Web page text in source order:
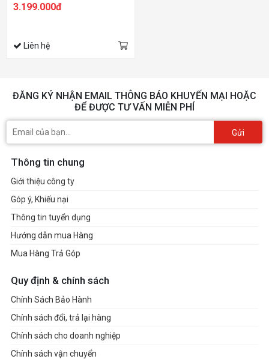
3.199.000đ
Liên hệ
ĐĂNG KÝ NHẬN EMAIL THÔNG BÁO KHUYẾN MẠI HOẶC
ĐỂ ĐƯỢC TƯ VẤN MIỄN PHÍ
Gửi
Thông tin chung
Giới thiệu công ty
Góp ý, Khiếu nại
Thông tin tuyển dụng
Hướng dẫn mua Hàng
Mua Hàng Trả Góp
Quy định & chính sách
Chính Sách Bảo Hành
Chính sách đổi, trả lại hàng
Chính sách cho doanh nghiệp
Chính sách vận chuyển